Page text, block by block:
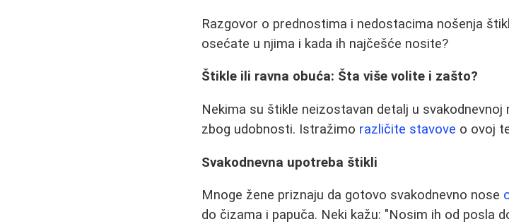
Razgovor o prednostima i nedostacima nošenja
osećate u njima i kada ih najčešće nosite?
Štikle ili ravna obuća: Šta više volite i zašto?
Nekima su štikle neizostavan detalj u
zbog udobnosti. Istražimo različite stavove o ovoj
Svakodnevna upotreba štikli
Mnoge žene priznaju da gotovo svakodnevno nose
do čizama i papuča. Neki kažu: "Nosim ih od posla